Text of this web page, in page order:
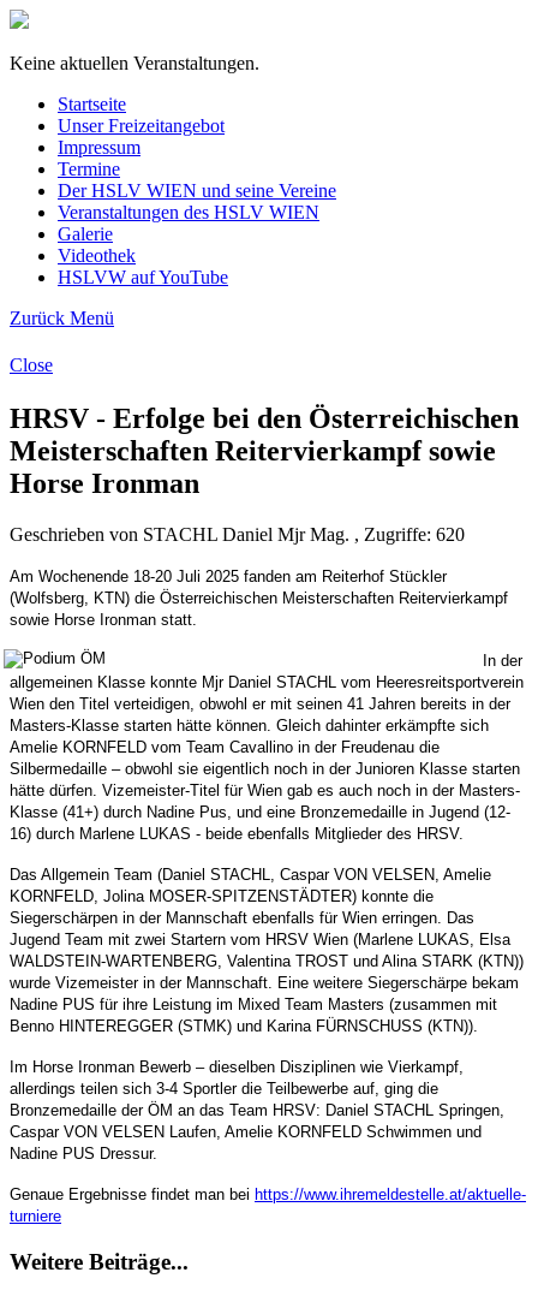
Keine aktuellen Veranstaltungen.
Startseite
Unser Freizeitangebot
Impressum
Termine
Der HSLV WIEN und seine Vereine
Veranstaltungen des HSLV WIEN
Galerie
Videothek
HSLVW auf YouTube
Zurück Menü
Close
HRSV - Erfolge bei den Österreichischen
Meisterschaften Reitervierkampf sowie
Horse Ironman
Geschrieben von STACHL Daniel Mjr Mag. , Zugriffe: 620
Am Wochenende 18-20 Juli 2025 fanden am Reiterhof Stückler
(Wolfsberg, KTN) die Österreichischen Meisterschaften Reitervierkampf
sowie Horse Ironman statt.
In der
allgemeinen Klasse konnte Mjr Daniel STACHL vom Heeresreitsportverein
Wien den Titel verteidigen, obwohl er mit seinen 41 Jahren bereits in der
Masters-Klasse starten hätte können. Gleich dahinter erkämpfte sich
Amelie KORNFELD vom Team Cavallino in der Freudenau die
Silbermedaille – obwohl sie eigentlich noch in der Junioren Klasse starten
hätte dürfen. Vizemeister-Titel für Wien gab es auch noch in der Masters-
Klasse (41+) durch Nadine Pus, und eine Bronzemedaille in Jugend (12-
16) durch Marlene LUKAS - beide ebenfalls Mitglieder des HRSV.
Das Allgemein Team (Daniel STACHL, Caspar VON VELSEN, Amelie
KORNFELD, Jolina MOSER-SPITZENSTÄDTER) konnte die
Siegerschärpen in der Mannschaft ebenfalls für Wien erringen. Das
Jugend Team mit zwei Startern vom HRSV Wien (Marlene LUKAS, Elsa
WALDSTEIN-WARTENBERG, Valentina TROST und Alina STARK (KTN))
wurde Vizemeister in der Mannschaft. Eine weitere Siegerschärpe bekam
Nadine PUS für ihre Leistung im Mixed Team Masters (zusammen mit
Benno HINTEREGGER (STMK) und Karina FÜRNSCHUSS (KTN)).
Im Horse Ironman Bewerb – dieselben Disziplinen wie Vierkampf,
allerdings teilen sich 3-4 Sportler die Teilbewerbe auf, ging die
Bronzemedaille der ÖM an das Team HRSV: Daniel STACHL Springen,
Caspar VON VELSEN Laufen, Amelie KORNFELD Schwimmen und
Nadine PUS Dressur.
Genaue Ergebnisse findet man bei https://www.ihremeldestelle.at/aktuelle-
turniere
Weitere Beiträge...